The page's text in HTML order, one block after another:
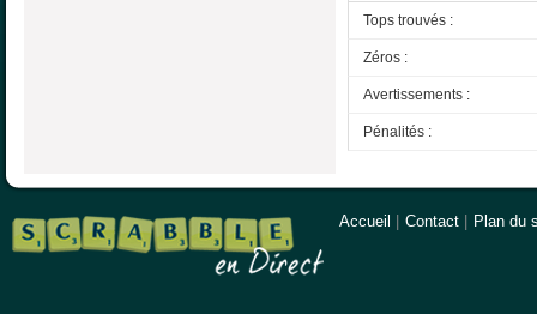
Tops trouvés :
Zéros :
Avertissements :
Pénalités :
Accueil Contact Plan du